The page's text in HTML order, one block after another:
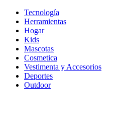
Tecnología
Herramientas
Hogar
Kids
Mascotas
Cosmetica
Vestimenta y Accesorios
Deportes
Outdoor